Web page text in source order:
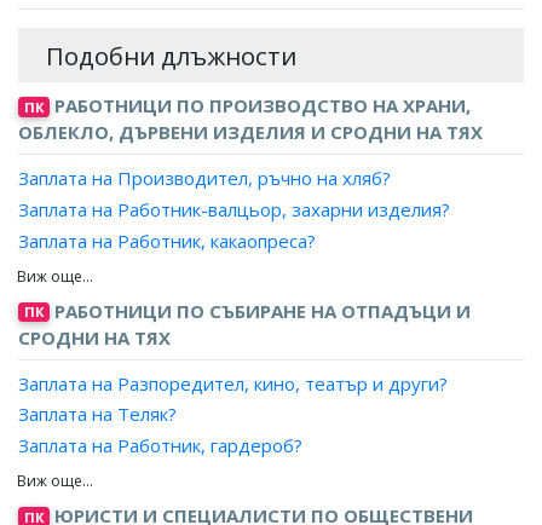
Подобни длъжности
ПК РАБОТНИЦИ ПО ПРОИЗВОДСТВО НА ХРАНИ,
ОБЛЕКЛО, ДЪРВЕНИ ИЗДЕЛИЯ И СРОДНИ НА ТЯХ
Заплата на Производител, ръчно на хляб?
Заплата на Работник-валцьор, захарни изделия?
Заплата на Работник, какаопреса?
Заплата на Работник, пещ за печене?
Заплата на Работник, преса за еструдиране на юфка?
Заплата на Работник, разливане на захарни изделия?
Заплата на Работник, разрязване на захарни изделия?
Заплата на Работник, ръчно производство на сладкарски
изделия?
Заплата на Работник, формоване на шоколад?
Заплата на Работник, сладкарско производство?
Заплата на Глазировач?
ПК РАБОТНИЦИ ПО СЪБИРАНЕ НА ОТПАДЪЦИ И
СРОДНИ НА ТЯХ
Заплата на Разпоредител, кино, театър и други?
Заплата на Теляк?
Заплата на Работник, гардероб?
Заплата на Обслужващ работник, увеселителен парк?
Заплата на Работник, луна-парк?
ПК ЮРИСТИ И СПЕЦИАЛИСТИ ПО ОБЩЕСТВЕНИ